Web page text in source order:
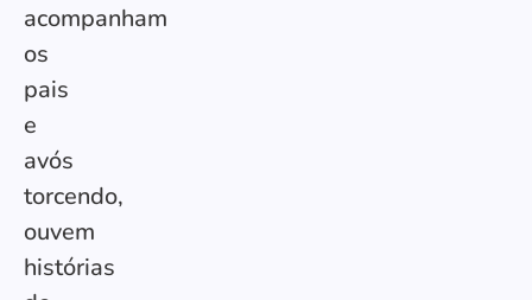
acompanham
os
pais
e
avós
torcendo,
ouvem
histórias